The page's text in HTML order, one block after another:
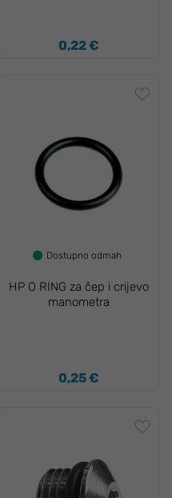
0,22 €
Dostupno odmah
HP O RING za čep i crijevo
manometra
0,25 €